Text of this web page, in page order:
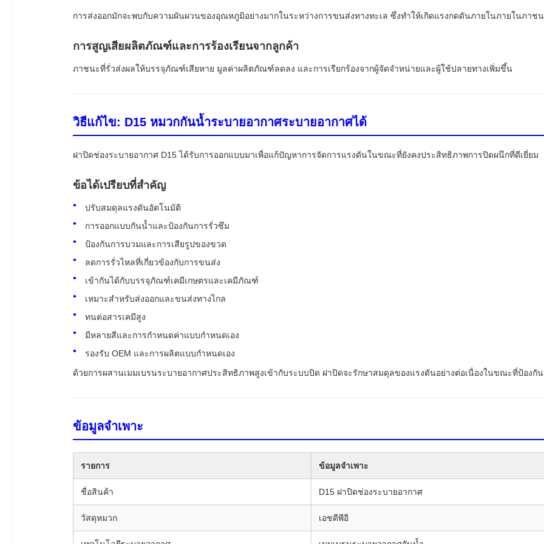
การส่งออกมักจะพบกับความผันผวนของอุณหภูมิอย่างมากในระหว่างการขนส่งทางทะเล ซึ่งทำให้เกิดแรงกดดันภายในภายในภาช
การสูญเสียผลิตภัณฑ์และการร้องเรียนจากลูกค้า
ภาชนะที่รั่วส่งผลให้บรรจุภัณฑ์เสียหาย มูลค่าผลิตภัณฑ์ลดลง และการเรียกร้องจากผู้จัดจำหน่ายและผู้ใช้ปลายทางเพิ่มขึ้น
วิธีแก้ไข: D15 หมวกกันน้ำระบายอากาศระบายอากาศได้
ฝาปิดช่องระบายอากาศ D15 ได้รับการออกแบบมาเพื่อแก้ปัญหาการจัดการแรงดันในขณะที่ยังคงประสิทธิภาพการปิดผนึกที่ดีเยี่ยม
ข้อได้เปรียบที่สำคัญ
ปรับสมดุลแรงดันอัตโนมัติ
การออกแบบกันน้ำและป้องกันการรั่วซึม
ป้องกันการบวมและการเสียรูปของขวด
ลดการรั่วไหลที่เกี่ยวข้องกับการขนส่ง
เข้ากันได้กับบรรจุภัณฑ์เคมีเกษตรและเคมีภัณฑ์
เหมาะสำหรับส่งออกและขนส่งทางไกล
ทนต่อสารเคมีสูง
มีหลายสีและการกำหนดค่าแบบกำหนดเอง
รองรับ OEM และการผลิตแบบกำหนดเอง
ด้วยการผสานเมมเบรนระบายอากาศประสิทธิภาพสูงเข้ากับระบบปิด ฝาปิดจะรักษาสมดุลของแรงดันอย่างต่อเนื่องในขณะที่ป้องกั
ข้อมูลจำเพาะ
รายการ ข้อมูลจำเพาะ
ชื่อสินค้า D15 ฝาปิดช่องระบายอากาศ
วัสดุหมวก เอชดีพีอี